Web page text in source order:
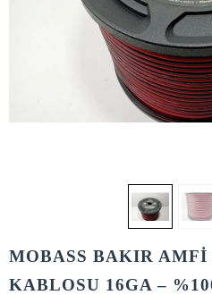
MOBASS BAKIR AMFİ
KABLOSU 16GA –